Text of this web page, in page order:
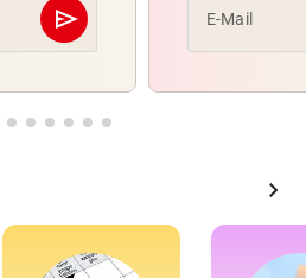
send
Abschicken E-Mail
chevron_right